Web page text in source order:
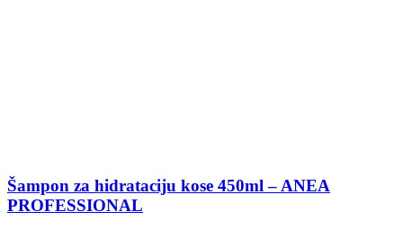
Šampon za hidrataciju kose 450ml – ANEA
PROFESSIONAL